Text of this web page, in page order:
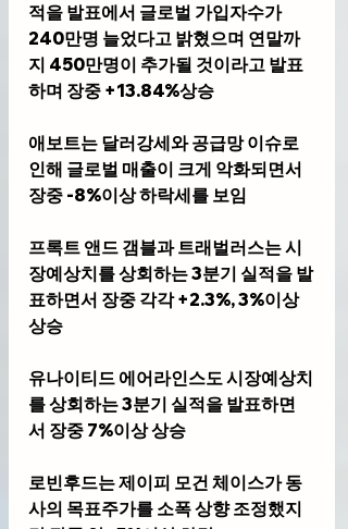
적을 발표에서 글로벌 가입자수가
240만명 늘었다고 밝혔으며 연말까
지 450만명이 추가될 것이라고 발표
하며 장중 +13.84%상승
애보트는 달러강세와 공급망 이슈로
인해 글로벌 매출이 크게 악화되면서
장중 -8%이상 하락세를 보임
프록트 앤드 갬블과 트래벌러스는 시
장예상치를 상회하는 3분기 실적을 발
표하면서 장중 각각 +2.3%, 3%이상
상승
유나이티드 에어라인스도 시장예상치
를 상회하는 3분기 실적을 발표하면
서 장중 7%이상 상승
로빈후드는 제이피 모건 체이스가 동
사의 목표주가를 소폭 상향 조정했지